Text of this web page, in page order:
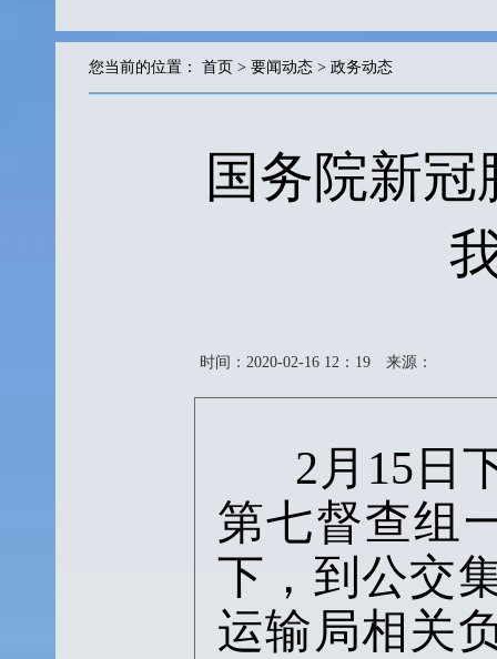
您当前的位置： 首页 > 要闻动态 > 政务动态
国务院新
时间：2020-02-16 12：19 来源：
2月15日
第七督查组
下，到公交
运输局相关